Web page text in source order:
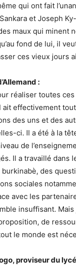
qui ont fait
et Joseph
maux qui minent
fond de lui, il
ces vieux jours
:
réaliser toutes
ait effectivement
des uns et des
ci. Il a été à la
de
Il a travaillé dans
des
sociales
avec les
insuffisant. Mais
de
le monde est
proviseur du